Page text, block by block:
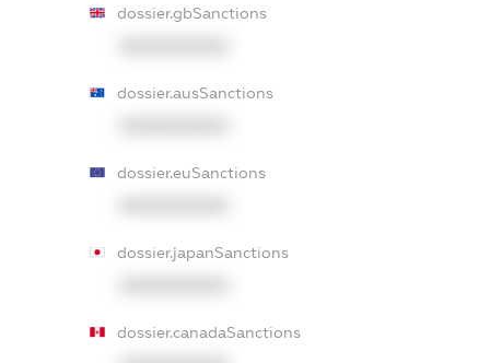
dossier.gbSanctions
dossier.ausSanctions
dossier.euSanctions
dossier.japanSanctions
dossier.canadaSanctions